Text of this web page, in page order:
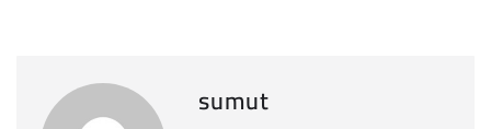
sumut